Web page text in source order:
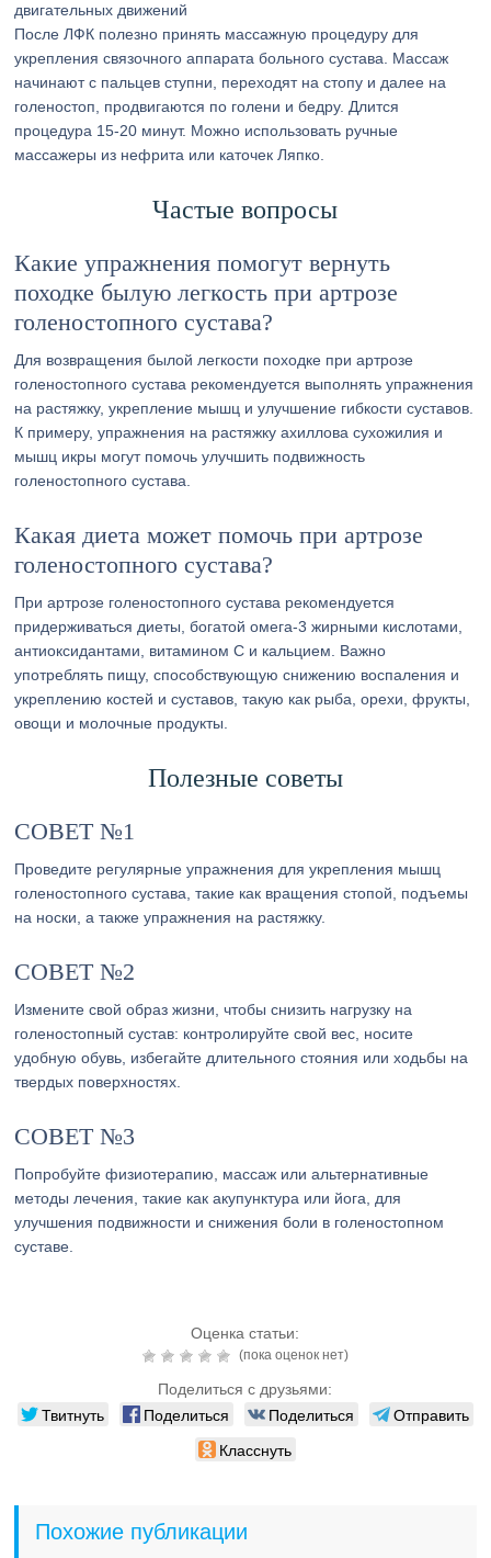
двигательных движений
После ЛФК полезно принять массажную процедуру для
укрепления связочного аппарата больного сустава. Массаж
начинают с пальцев ступни, переходят на стопу и далее на
голеностоп, продвигаются по голени и бедру. Длится
процедура 15-20 минут. Можно использовать ручные
массажеры из нефрита или каточек Ляпко.
Частые вопросы
Какие упражнения помогут вернуть
походке былую легкость при артрозе
голеностопного сустава?
Для возвращения былой легкости походке при артрозе
голеностопного сустава рекомендуется выполнять упражнения
на растяжку, укрепление мышц и улучшение гибкости суставов.
К примеру, упражнения на растяжку ахиллова сухожилия и
мышц икры могут помочь улучшить подвижность
голеностопного сустава.
Какая диета может помочь при артрозе
голеностопного сустава?
При артрозе голеностопного сустава рекомендуется
придерживаться диеты, богатой омега-3 жирными кислотами,
антиоксидантами, витамином С и кальцием. Важно
употреблять пищу, способствующую снижению воспаления и
укреплению костей и суставов, такую как рыба, орехи, фрукты,
овощи и молочные продукты.
Полезные советы
СОВЕТ №1
Проведите регулярные упражнения для укрепления мышц
голеностопного сустава, такие как вращения стопой, подъемы
на носки, а также упражнения на растяжку.
СОВЕТ №2
Измените свой образ жизни, чтобы снизить нагрузку на
голеностопный сустав: контролируйте свой вес, носите
удобную обувь, избегайте длительного стояния или ходьбы на
твердых поверхностях.
СОВЕТ №3
Попробуйте физиотерапию, массаж или альтернативные
методы лечения, такие как акупунктура или йога, для
улучшения подвижности и снижения боли в голеностопном
суставе.
Оценка статьи:
(пока оценок нет)
Поделиться с друзьями:
Твитнуть Поделиться Поделиться
Отправить
Класснуть
Похожие публикации